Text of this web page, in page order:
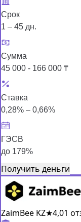
Срок
1 – 45 дн.
Сумма
45 000 - 166 000 ₸
Ставка
0,28% – 0,66%
ГЭСВ
до 179%
Получить деньги
ZaimBee KZ★4,01